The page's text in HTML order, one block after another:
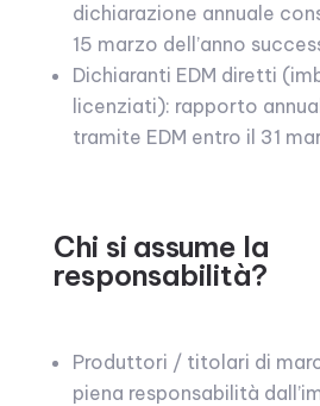
dichiarazione annuale
15 marzo dell’anno
Dichiaranti EDM diretti
licenziati): rapporto
tramite EDM entro il 31
Chi si assume la
responsabilità?
Produttori / titolari di
piena responsabilità